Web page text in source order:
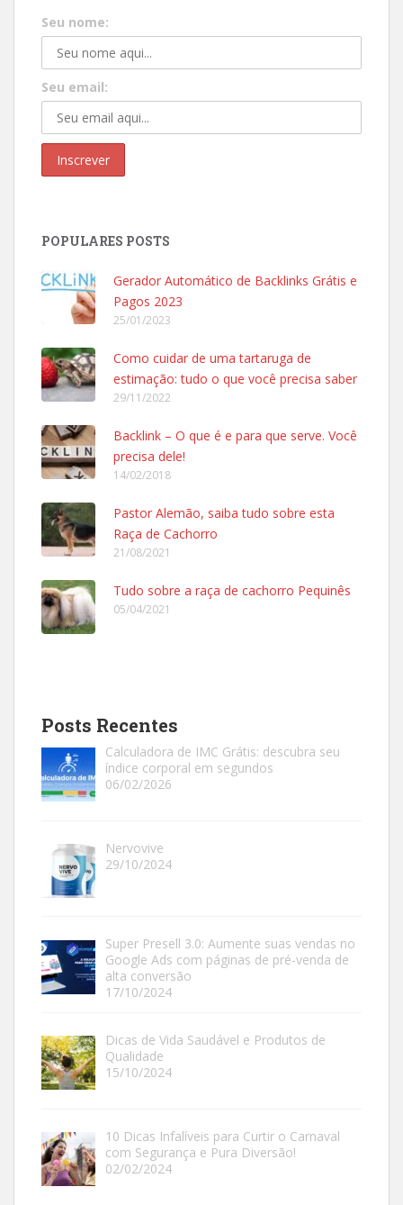
Seu nome:
Seu email:
POPULARES POSTS
Gerador Automático de Backlinks Grátis e
Pagos 2023
25/01/2023
Como cuidar de uma tartaruga de
estimação: tudo o que você precisa saber
29/11/2022
Backlink – O que é e para que serve. Você
precisa dele!
14/02/2018
Pastor Alemão, saiba tudo sobre esta
Raça de Cachorro
21/08/2021
Tudo sobre a raça de cachorro Pequinês
05/04/2021
Posts Recentes
Calculadora de IMC Grátis: descubra seu
índice corporal em segundos
06/02/2026
Nervovive
29/10/2024
Super Presell 3.0: Aumente suas vendas no
Google Ads com páginas de pré-venda de
alta conversão
17/10/2024
Dicas de Vida Saudável e Produtos de
Qualidade
15/10/2024
10 Dicas Infalíveis para Curtir o Carnaval
com Segurança e Pura Diversão!
02/02/2024